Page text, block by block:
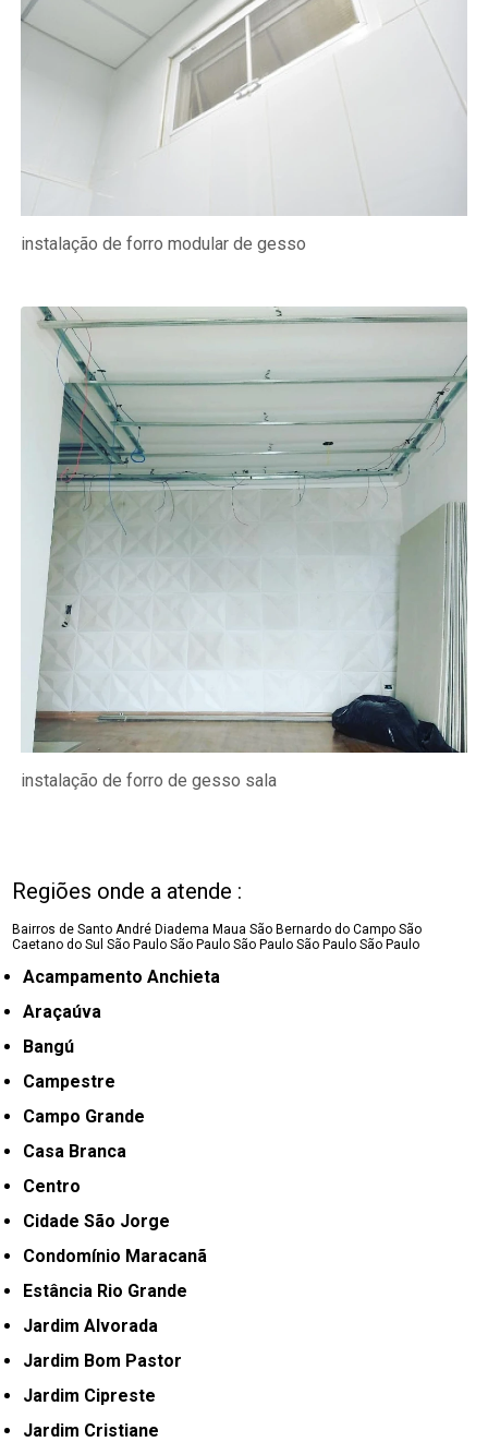
instalação de forro modular de gesso
instalação de forro de gesso sala
Regiões onde a atende :
Bairros de Santo André Diadema Maua São Bernardo do Campo São
Caetano do SulSão Paulo São Paulo São Paulo São Paulo São Paulo
Acampamento Anchieta
Araçaúva
Bangú
Campestre
Campo Grande
Casa Branca
Centro
Cidade São Jorge
Condomínio Maracanã
Estância Rio Grande
Jardim Alvorada
Jardim Bom Pastor
Jardim Cipreste
Jardim Cristiane